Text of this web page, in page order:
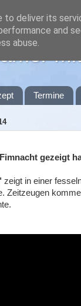
Termine
gezeigt
zeigt in einer
Zeitzeugen
deliver its
and
abuse.